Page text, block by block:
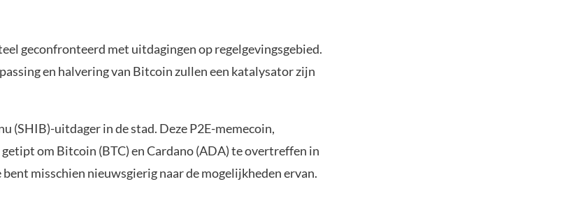
geconfronteerd met uitdagingen op regelgevingsgebied.
en halvering van Bitcoin zullen een katalysator zijn
(SHIB)-uitdager in de stad. Deze P2E-memecoin,
getipt om Bitcoin (BTC) en Cardano (ADA) te overtreffen in
misschien nieuwsgierig naar de mogelijkheden ervan.